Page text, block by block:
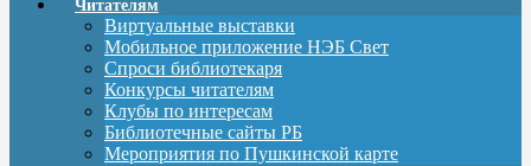
Читателям
Виртуальные выставки
Мобильное приложение НЭБ Свет
Спроси библиотекаря
Конкурсы читателям
Клубы по интересам
Библиотечные сайты РБ
Мероприятия по Пушкинской карте